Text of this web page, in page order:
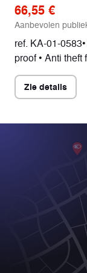
66,55 €
Aanbevolen
ref. KA-01-
proof • Anti theft
Zie details